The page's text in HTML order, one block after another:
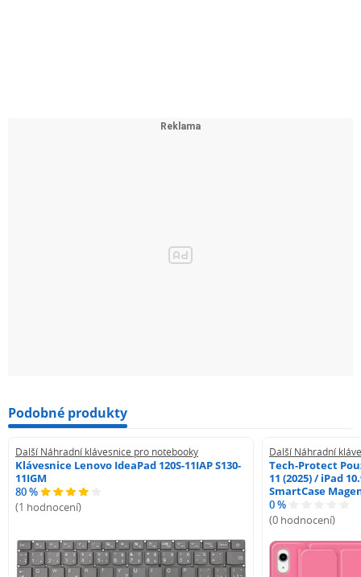
Podobné produkty
Další Náhradní klávesnice pro notebooky
Klávesnice Lenovo IdeaPad 120S-11IAP S130-
11IGM
80 %
(1 hodnocení)
Další Náhradní
Tech-Protect
11 (2025) / iPad
SmartCase
0 %
(0 hodnocení)